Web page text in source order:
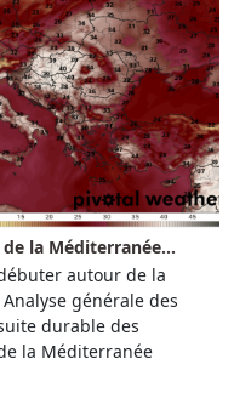
la Méditerranée...
autour de la
générale des
durable des
la Méditerranée